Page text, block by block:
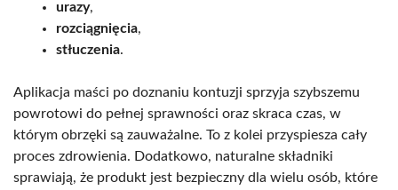
urazy,
rozciągnięcia,
stłuczenia.
Aplikacja maści po doznaniu kontuzji sprzyja szybszemu
powrotowi do pełnej sprawności oraz skraca czas, w
którym obrzęki są zauważalne. To z kolei przyspiesza cały
proces zdrowienia. Dodatkowo, naturalne składniki
sprawiają, że produkt jest bezpieczny dla wielu osób, które